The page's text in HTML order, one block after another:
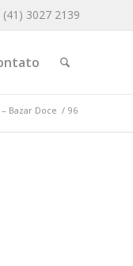
3027 2139
Bazar Doce / 96